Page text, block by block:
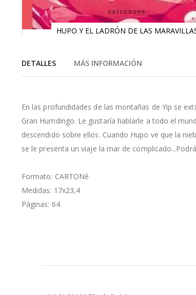
HUPO Y EL LADRÓN DE LAS
comienzo
la
imágenes
DETALLES
En las profundidades de las montañas de Yip se
Gran Humdingo. Le gustaría hablarle a todo el
descendido sobre ellos. Cuando Hupo ve que la
se le presenta un viaje la mar de
Formato: CARTONé
Medidas: 17x23,4
Páginas: 64
MÁS INFORMACIÓN